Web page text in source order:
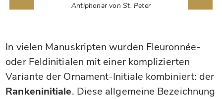
Antiphonar von St. Peter
In vielen Manuskripten wurden Fleuronnée-
oder Feldinitialen mit einer komplizierten
Variante der Ornament-Initiale kombiniert: der
Rankeninitiale. Diese allgemeine Bezeichnung